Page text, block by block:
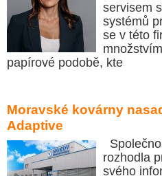
servisem
systémů
se v této
papírové podobě, kte
Moravské kovárny
Adaptive
rozhodla
svého